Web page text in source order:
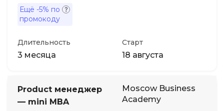
Ещё -5% по
промокоду
Длительность
3 месяца
Старт
18 августа
Product менеджер
— mini MBA
Moscow Business
Academy